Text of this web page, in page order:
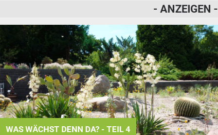
- ANZEIGEN -
WAS WÄCHST DENN DA? - TEIL 4